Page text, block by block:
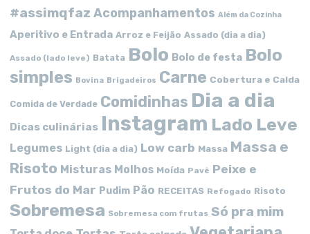
#assimqfaz Acompanhamentos Além da Cozinha
Aperitivo e Entrada Arroz e Feijão Assado (dia a dia)
Assado (lado leve) Batata Bolo Bolo de festa Bolo
simples Bovina Brigadeiros Carne Cobertura e Calda
Comida de Verdade Comidinhas Dia a dia
Dicas culinárias Instagram Lado Leve
Legumes Light (dia a dia) Low carb Massa Massa e
Risoto Misturas Molhos Moída Pavê Peixe e
Frutos do Mar Pudim Pão RECEITAS Refogado Risoto
Sobremesa Sobremesa com frutas Só pra mim